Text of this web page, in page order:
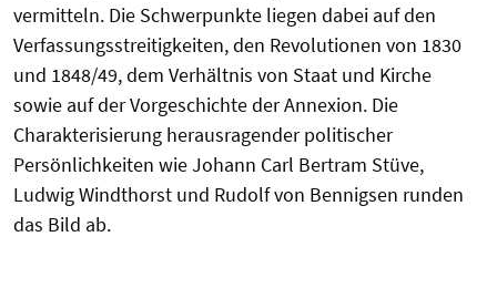
vermitteln. Die Schwerpunkte liegen dabei auf den
Verfassungsstreitigkeiten, den Revolutionen von 1830
und 1848/49, dem Verhältnis von Staat und Kirche
sowie auf der Vorgeschichte der Annexion. Die
Charakterisierung herausragender politischer
Persönlichkeiten wie Johann Carl Bertram Stüve,
Ludwig Windthorst und Rudolf von Bennigsen runden
das Bild ab.